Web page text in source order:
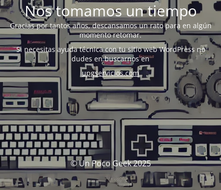
Nos tomamos un tiempo
Gracias por tantos años, descansamos un rato para en algún
momento retomar.
Si necesitas ayuda técnica con tu sitio web WordPress no
dudes en buscarnos en
upgservicios.com
© Un Poco Geek 2025